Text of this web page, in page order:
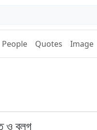
People Quotes Image
ও ব্লগ